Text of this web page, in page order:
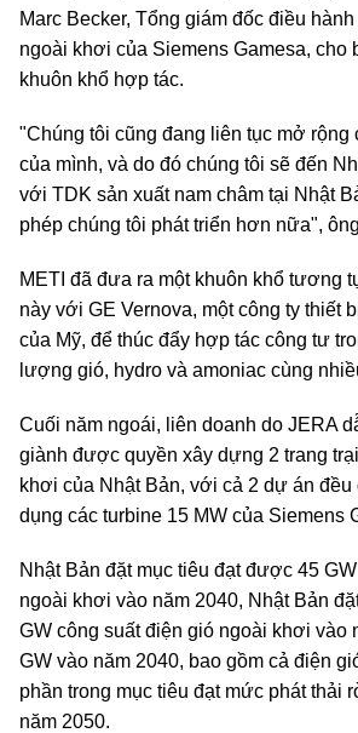
Marc Becker, Tổng giám đốc điều
ngoài khơi của Siemens Gamesa, cho
khuôn khổ hợp tác.
"Chúng tôi cũng đang liên tục mở rộng
của mình, và do đó chúng tôi sẽ đến
với TDK sản xuất nam châm tại Nhật
phép chúng tôi phát triển hơn nữa",
METI đã đưa ra một khuôn khổ tương
này với GE Vernova, một công ty thiết
của Mỹ, để thúc đẩy hợp tác công tư
lượng gió, hydro và amoniac cùng
Cuối năm ngoái, liên doanh do JERA
giành được quyền xây dựng 2 trang
khơi của Nhật Bản, với cả 2 dự án
dụng các turbine 15 MW của Siemens
Nhật Bản đặt mục tiêu đạt được 45
ngoài khơi vào năm 2040, Nhật Bản
GW công suất điện gió ngoài khơi vào
GW vào năm 2040, bao gồm cả điện
phần trong mục tiêu đạt mức phát thải
năm 2050.